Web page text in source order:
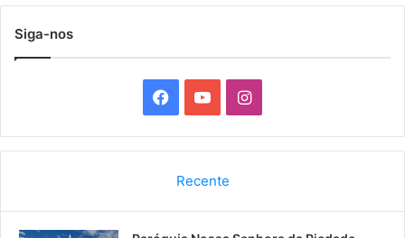
Siga-nos
a
o
I
n
Recente